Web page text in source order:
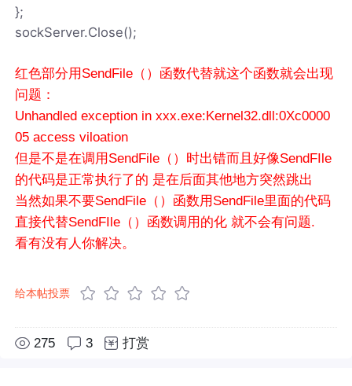
};
sockServer.Close();
红色部分用SendFile（）函数代替就这个函数就会出现
问题：
Unhandled exception in xxx.exe:Kernel32.dll:0Xc0000
05 access viloation
但是不是在调用SendFile（）时出错而且好像SendFIle
的代码是正常执行了的 是在后面其他地方突然跳出
当然如果不要SendFile（）函数用SendFile里面的代码
直接代替SendFIle（）函数调用的化 就不会有问题.
看有没有人你解决。
给本帖投票
275 3 打赏